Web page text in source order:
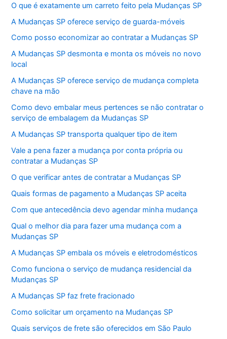
O que é exatamente um carreto feito pela Mudanças SP
A Mudanças SP oferece serviço de guarda-móveis
Como posso economizar ao contratar a Mudanças SP
A Mudanças SP desmonta e monta os móveis no novo
local
A Mudanças SP oferece serviço de mudança completa
chave na mão
Como devo embalar meus pertences se não contratar o
serviço de embalagem da Mudanças SP
A Mudanças SP transporta qualquer tipo de item
Vale a pena fazer a mudança por conta própria ou
contratar a Mudanças SP
O que verificar antes de contratar a Mudanças SP
Quais formas de pagamento a Mudanças SP aceita
Com que antecedência devo agendar minha mudança
Qual o melhor dia para fazer uma mudança com a
Mudanças SP
A Mudanças SP embala os móveis e eletrodomésticos
Como funciona o serviço de mudança residencial da
Mudanças SP
A Mudanças SP faz frete fracionado
Como solicitar um orçamento na Mudanças SP
Quais serviços de frete são oferecidos em São Paulo